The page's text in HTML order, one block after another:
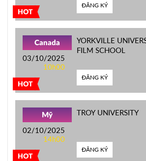
HOT
ĐĂNG KÝ
HOT
Canada
03/10/2025
10h00
YORKVILLE
FILM SCHOOL
ĐĂNG KÝ
HOT
Mỹ
02/10/2025
14h00
TROY UNIVERSITY
ĐĂNG KÝ